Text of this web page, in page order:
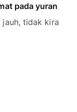
pada yuran
tidak kira